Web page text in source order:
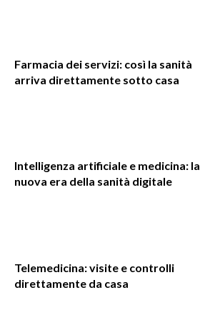
Farmacia dei servizi: così la sanità
arriva direttamente sotto casa
Intelligenza artificiale e medicina: la
nuova era della sanità digitale
Telemedicina: visite e controlli
direttamente da casa